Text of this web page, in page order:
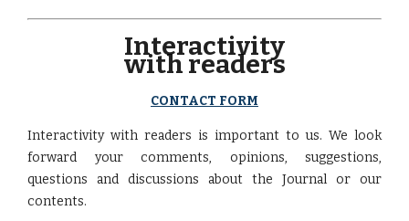
Interactivity
with readers
CONTACT FORM
Interactivity with readers is important to us. We look
forward your comments, opinions, suggestions,
questions and discussions about the Journal or our
contents.